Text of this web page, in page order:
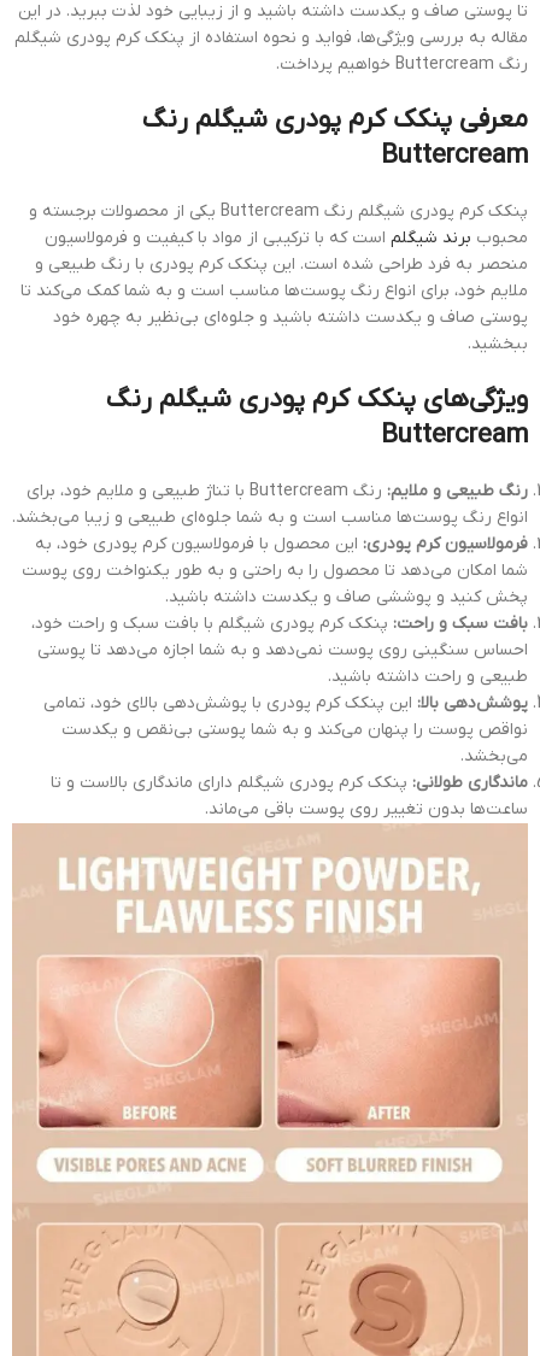
تا پوستی صاف و یکدست داشته باشید و از زیبایی خود لذت ببرید. در این
مقاله به بررسی ویژگی‌ها، فواید و نحوه استفاده از پنکک کرم پودری شیگلم
رنگ Buttercream خواهیم پرداخت.
معرفی پنکک کرم پودری شیگلم رنگ
Buttercream
پنکک کرم پودری شیگلم رنگ Buttercream یکی از محصولات برجسته و
محبوب برند شیگلم است که با ترکیبی از مواد با کیفیت و فرمولاسیون
منحصر به فرد طراحی شده است. این پنکک کرم پودری با رنگ طبیعی و
ملایم خود، برای انواع رنگ پوست‌ها مناسب است و به شما کمک می‌کند تا
پوستی صاف و یکدست داشته باشید و جلوه‌ای بی‌نظیر به چهره خود
ببخشید.
ویژگی‌های پنکک کرم پودری شیگلم رنگ
Buttercream
رنگ طبیعی و ملایم:
رنگ Buttercream با تناژ طبیعی و ملایم خود، برای
انواع رنگ پوست‌ها مناسب است و به شما جلوه‌ای طبیعی و زیبا می‌بخشد.
فرمولاسیون کرم پودری: این محصول با فرمولاسیون کرم پودری خود، به
شما امکان می‌دهد تا محصول را به راحتی و به طور یکنواخت روی پوست
پخش کنید و پوششی صاف و یکدست داشته باشید.
بافت سبک و راحت: پنکک کرم پودری شیگلم با بافت سبک و راحت خود،
احساس سنگینی روی پوست نمی‌دهد و به شما اجازه می‌دهد تا پوستی
طبیعی و راحت داشته باشید.
پوشش‌دهی بالا: این پنکک کرم پودری با پوشش‌دهی بالای خود، تمامی
نواقص پوست را پنهان می‌کند و به شما پوستی بی‌نقص و یکدست
می‌بخشد.
ماندگاری طولانی: پنکک کرم پودری شیگلم دارای ماندگاری بالاست و تا
ساعت‌ها بدون تغییر روی پوست باقی می‌ماند.